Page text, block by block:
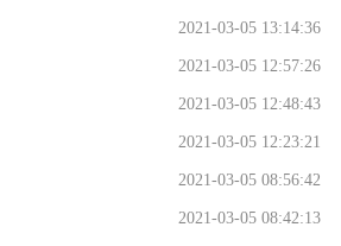
2021-03-05 13:14:36
2021-03-05 12:57:26
2021-03-05 12:48:43
2021-03-05 12:23:21
2021-03-05 08:56:42
2021-03-05 08:42:13